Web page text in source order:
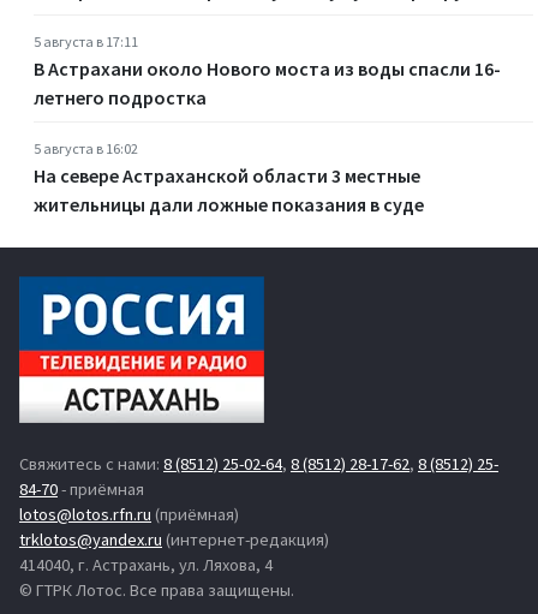
5 августа в 17:11
В Астрахани около Нового моста из воды спасли 16-
летнего подростка
5 августа в 16:02
На севере Астраханской области 3 местные
жительницы дали ложные показания в суде
Свяжитесь с нами: 8 (8512) 25-02-64, 8 (8512) 28-17-62, 8 (8512) 25-
84-70- приёмная
lotos@lotos.rfn.ru (приёмная)
trklotos@yandex.ru (интернет-редакция)
414040, г. Астрахань, ул. Ляхова, 4
© ГТРК Лотос. Все права защищены.